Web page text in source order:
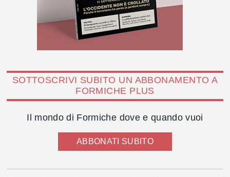
SOTTOSCRIVI SUBITO UN ABBONAMENTO A
FORMICHE PLUS
Il mondo di Formiche dove e quando vuoi
ABBONATI SUBITO